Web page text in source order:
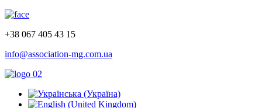
+38 067 405 43 15
info@association-mg.com.ua